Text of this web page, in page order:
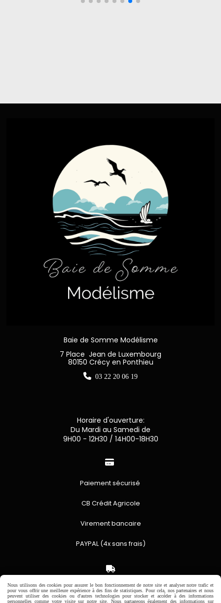
Baie de Somme Modélisme
7 Place Jean de Luxembourg
80150 Crécy en Ponthieu
 03 22 20 06 19
Horaire d'ouverture:
Du Mardi au Samedi de
9H00 - 12H30 / 14H00-18H30

Paiement sécurisé
CB Crédit Agricole
Virement bancaire
PAYPAL (4x sans frais)

Expédition sous 48h
Nous utilisons des cookies pour assurer le bon fonctionnement de notre site et analyser notre trafic et
pour vous offrir une meilleure expérience à des fins de statistiques. Pour cela, nos partenaires et nous
peuvent utiliser des cookies ou d'autres technologies pour stocker et accéder à des informations
personnelles comme votre visite sur notre site. Nous partageons également des informations sur